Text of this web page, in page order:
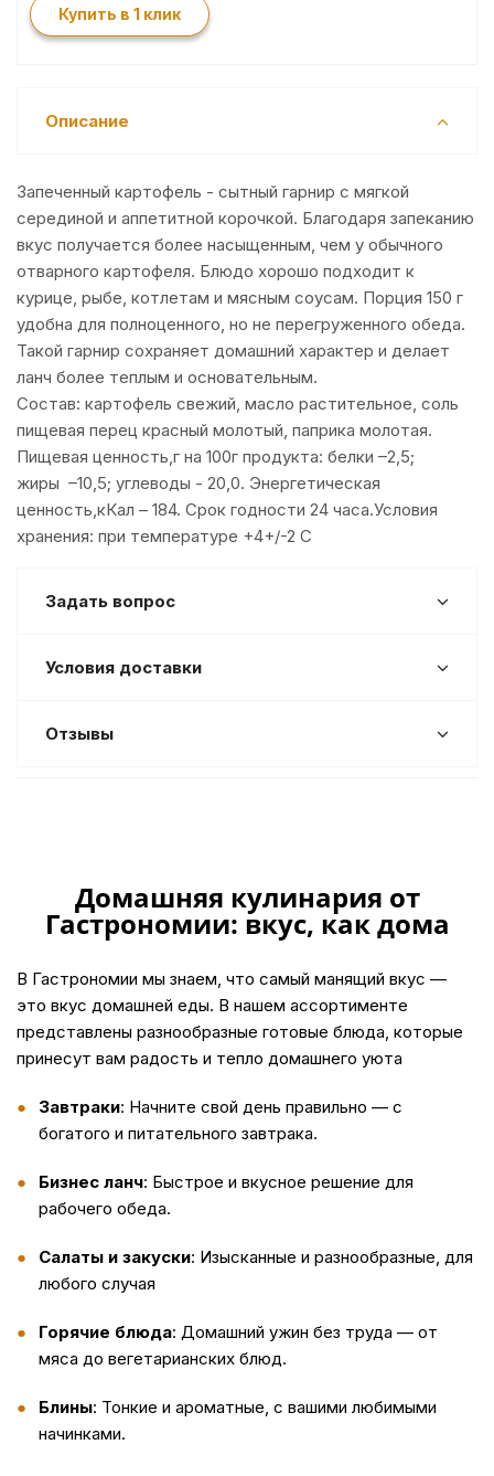
Купить в 1 клик
Описание
Запеченный картофель - сытный гарнир с мягкой
серединой и аппетитной корочкой. Благодаря запеканию
вкус получается более насыщенным, чем у обычного
отварного картофеля. Блюдо хорошо подходит к
курице, рыбе, котлетам и мясным соусам. Порция 150 г
удобна для полноценного, но не перегруженного обеда.
Такой гарнир сохраняет домашний характер и делает
ланч более теплым и основательным.
Состав: картофель свежий, масло растительное, соль
пищевая перец красный молотый, паприка молотая.
Пищевая ценность,г на 100г продукта: белки –2,5;
жиры –10,5; углеводы - 20,0. Энергетическая
ценность,кКал – 184. Срок годности 24 часа.Условия
хранения: при температуре +4+/-2 С
Задать вопрос
Условия доставки
Отзывы
Домашняя кулинария от
Гастрономии: вкус, как дома
В Гастрономии мы знаем, что самый манящий вкус —
это вкус домашней еды. В нашем ассортименте
представлены разнообразные готовые блюда, которые
принесут вам радость и тепло домашнего уюта
Завтраки: Начните свой день правильно — с
богатого и питательного завтрака.
Бизнес ланч: Быстрое и вкусное решение для
рабочего обеда.
Салаты и закуски: Изысканные и разнообразные, для
любого случая
Горячие блюда: Домашний ужин без труда — от
мяса до вегетарианских блюд.
Блины: Тонкие и ароматные, с вашими любимыми
начинками.